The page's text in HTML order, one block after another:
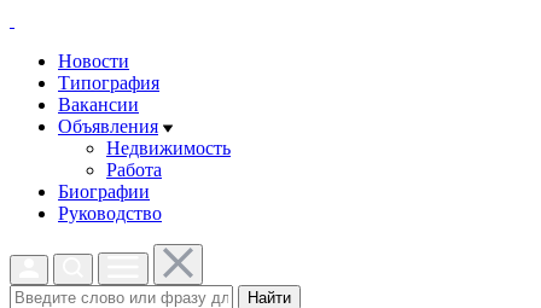
Новости
Типография
Вакансии
Объявления
Недвижимость
Работа
Биографии
Руководство
Найти